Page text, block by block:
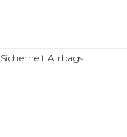
Sicherheit Airbags: